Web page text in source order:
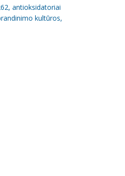
antioksidatoriai
kultūros,